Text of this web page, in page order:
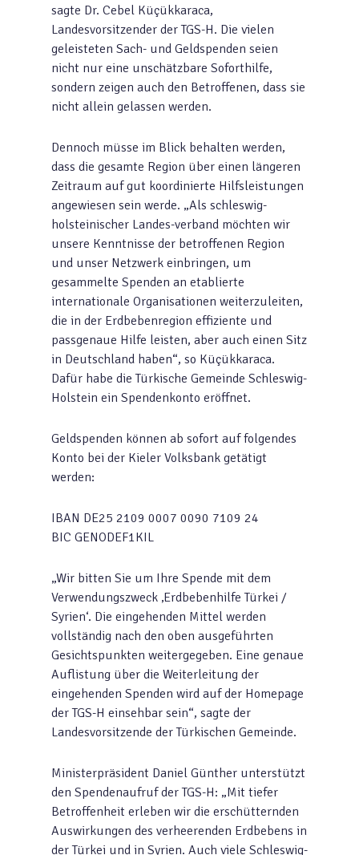
sagte Dr. Cebel Küçükkaraca,
Landesvorsitzender der TGS-H. Die vielen
geleisteten Sach- und Geldspenden seien
nicht nur eine unschätzbare Soforthilfe,
sondern zeigen auch den Betroffenen, dass sie
nicht allein gelassen werden.
Dennoch müsse im Blick behalten werden,
dass die gesamte Region über einen längeren
Zeitraum auf gut koordinierte Hilfsleistungen
angewiesen sein werde. „Als schleswig-
holsteinischer Landes-verband möchten wir
unsere Kenntnisse der betroffenen Region
und unser Netzwerk einbringen, um
gesammelte Spenden an etablierte
internationale Organisationen weiterzuleiten,
die in der Erdbebenregion effiziente und
passgenaue Hilfe leisten, aber auch einen Sitz
in Deutschland haben“, so Küçükkaraca.
Dafür habe die Türkische Gemeinde Schleswig-
Holstein ein Spendenkonto eröffnet.
Geldspenden können ab sofort auf folgendes
Konto bei der Kieler Volksbank getätigt
werden:
IBAN DE25 2109 0007 0090 7109 24
BIC GENODEF1KIL
„Wir bitten Sie um Ihre Spende mit dem
Verwendungszweck ‚Erdbebenhilfe Türkei /
Syrien‘. Die eingehenden Mittel werden
vollständig nach den oben ausgeführten
Gesichtspunkten weitergegeben. Eine genaue
Auflistung über die Weiterleitung der
eingehenden Spenden wird auf der Homepage
der TGS-H einsehbar sein“, sagte der
Landesvorsitzende der Türkischen Gemeinde.
Ministerpräsident Daniel Günther unterstützt
den Spendenaufruf der TGS-H: „Mit tiefer
Betroffenheit erleben wir die erschütternden
Auswirkungen des verheerenden Erdbebens in
der Türkei und in Syrien. Auch viele Schleswig-